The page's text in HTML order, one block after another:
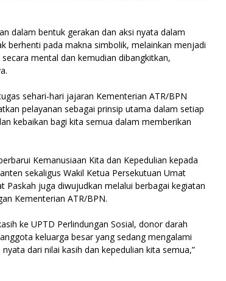
dalam bentuk gerakan dan aksi nyata dalam
berhenti pada makna simbolik, melainkan menjadi
mental dan kemudian dibangkitkan,
sehari-hari jajaran Kementerian ATR/BPN
pelayanan sebagai prinsip utama dalam setiap
kebaikan bagi kita semua dalam memberikan
Kemanusiaan Kita dan Kepedulian kepada
sekaligus Wakil Ketua Persekutuan Umat
juga diwujudkan melalui berbagai kegiatan
Kementerian ATR/BPN.
ke UPTD Perlindungan Sosial, donor darah
keluarga besar yang sedang mengalami
dari nilai kasih dan kepedulian kita semua,”